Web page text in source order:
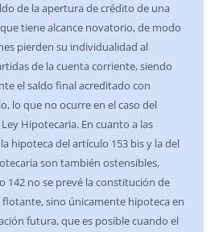
de la apertura de crédito de una
tiene alcance novatorio, de modo
pierden su individualidad al
de la cuenta corriente, siendo
el saldo final acreditado con
lo que no ocurre en el caso del
Hipotecaria. En cuanto a las
hipoteca del artículo 153 bis y la del
son también ostensibles,
142 no se prevé la constitución de
sino únicamente hipoteca en
futura, que es posible cuando el